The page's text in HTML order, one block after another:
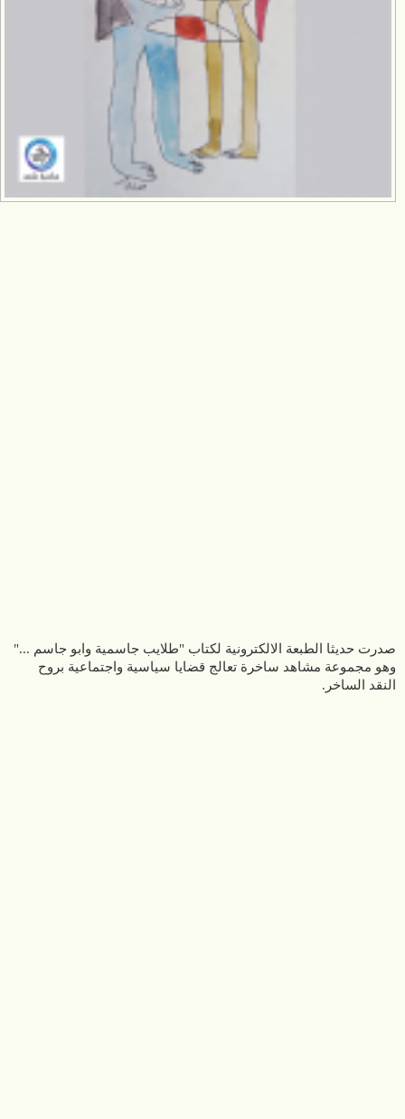
صدرت حديثا الطبعة الالكترونية لكتاب "طلايب جاسمية وابو جاسم ..."
وهو مجموعة مشاهد ساخرة تعالج قضايا سياسية واجتماعية بروح
النقد الساخر.